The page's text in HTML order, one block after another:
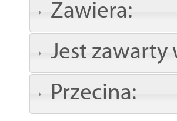
Zawiera:
Jest zawarty
Przecina: